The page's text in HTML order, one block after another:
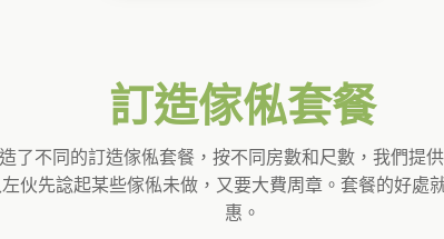
訂造傢俬套餐
了不同的訂造傢俬套餐，按不同房數和尺數，我們提
伙先諗起某些傢俬未做，又要大費周章。套餐的好處
惠。